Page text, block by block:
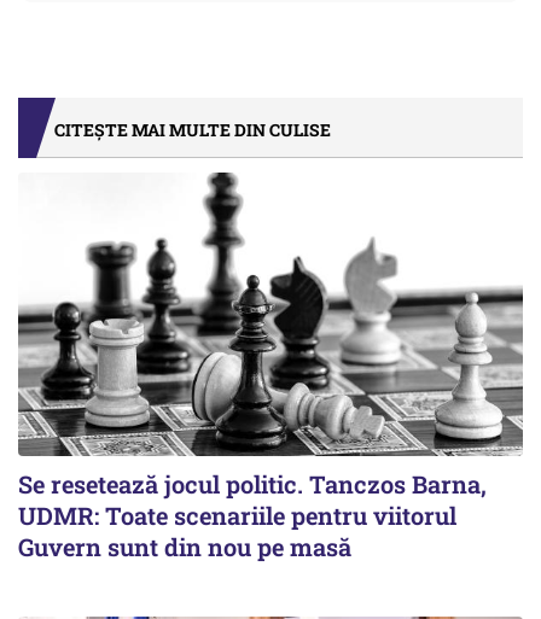
CITEȘTE MAI MULTE DIN CULISE
Se resetează jocul politic. Tanczos Barna,
UDMR: Toate scenariile pentru viitorul
Guvern sunt din nou pe masă